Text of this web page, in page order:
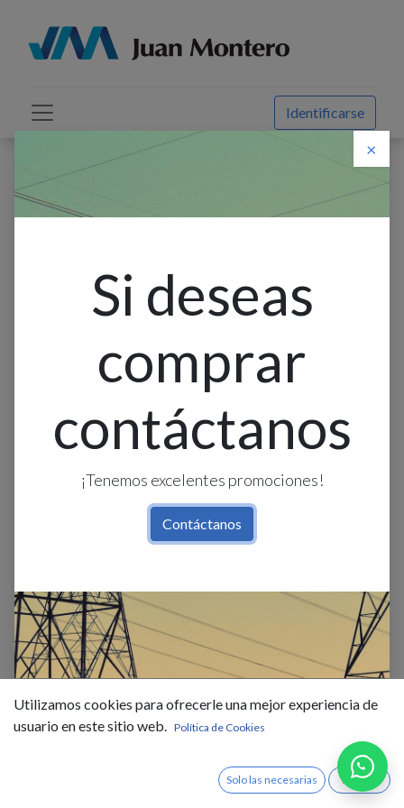
Identificarse
×
Si deseas
comprar
contáctanos
¡Tenemos excelentes promociones!
Contáctanos
Todos los productos
Farol Techo 1L E27 Hexagonal
Marron+Vidrio Granulado
(190X200Mm)
IVA Incluido
Utilizamos cookies para ofrecerle una mejor experiencia de
usuario en este sitio web. Política de Cookies
Solo las necesarias Acepto